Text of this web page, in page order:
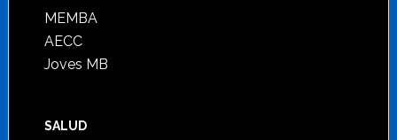
MEMBA
AECC
Joves MB
SALUD